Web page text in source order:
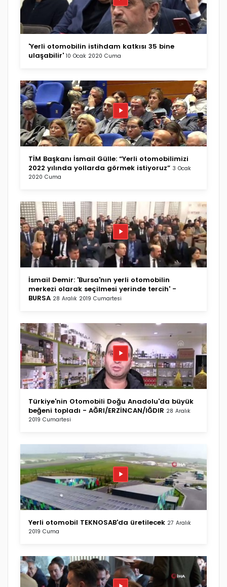
'Yerli otomobilin istihdam katkısı 35 bine
ulaşabilir' 10 Ocak 2020 Cuma
TİM Başkanı İsmail Gülle: “Yerli otomobilimizi
2022 yılında yollarda görmek istiyoruz” 3 Ocak
2020 Cuma
İsmail Demir: 'Bursa'nın yerli otomobilin
merkezi olarak seçilmesi yerinde tercih' -
BURSA 28 Aralık 2019 Cumartesi
Türkiye'nin Otomobili Doğu Anadolu'da büyük
beğeni topladı - AĞRI/ERZİNCAN/IĞDIR 28 Aralık
2019 Cumartesi
Yerli otomobil TEKNOSAB'da üretilecek 27 Aralık
2019 Cuma